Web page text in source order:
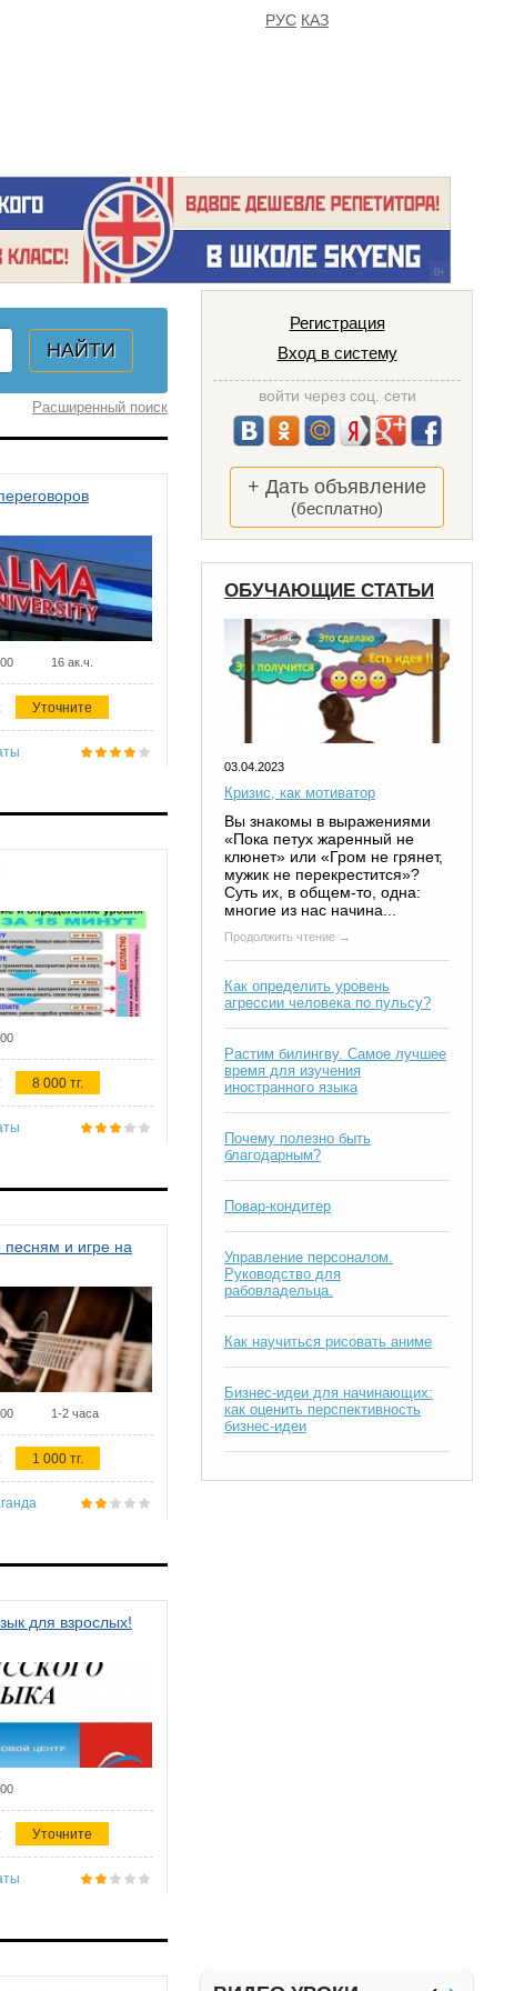
РУС КАЗ
Расширенный поиск
16 ак.ч.
Уточните
8 000 тг.
и игре на
1-2 часа
1 000 тг.
для взрослых!
Уточните
Регистрация
Вход в систему
войти через соц. сети
+ Дать объявление
(бесплатно)
ОБУЧАЮЩИЕ СТАТЬИ
03.04.2023
Кризис, как мотиватор
Вы знакомы в выражениями
«Пока петух жаренный не
клюнет» или «Гром не грянет,
мужик не перекрестится»?
Суть их, в общем-то, одна:
многие из нас начина...
Продолжить чтение →
Как определить уровень
агрессии человека по пульсу?
Растим билингву. Самое лучшее
время для изучения
иностранного языка
Почему полезно быть
благодарным?
Повар-кондитер
Управление персоналом.
Руководство для
рабовладельца.
Как научиться рисовать аниме
Бизнес-идеи для начинающих:
как оценить перспективность
бизнес-идеи